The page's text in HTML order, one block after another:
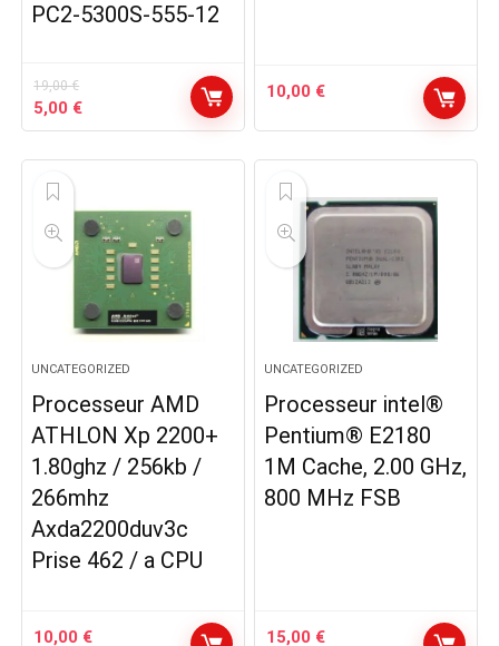
PC2-5300S-555-12
19,00€
Le
prix
19,00 €.
5,00 €Le
prix
10,00 €
UNCATEGORIZED
Processeur AMD
ATHLON Xp 2200+
1.80ghz / 256kb /
266mhz
Axda2200duv3c
Prise 462 / a CPU
10,00 €
UNCATEGORIZED
Processeur intel®
Pentium® E2180
1M Cache, 2.00 GHz,
800 MHz FSB
15,00 €